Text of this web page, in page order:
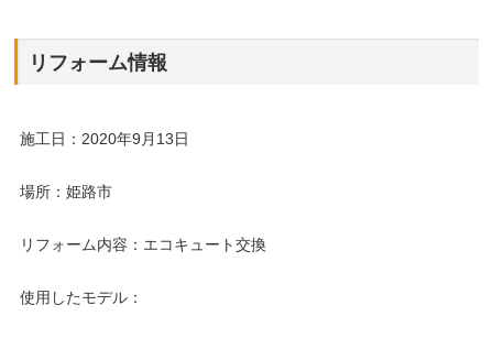
リフォーム情報
施工日：2020年9月13日
場所：姫路市
リフォーム内容：エコキュート交換
使用したモデル：